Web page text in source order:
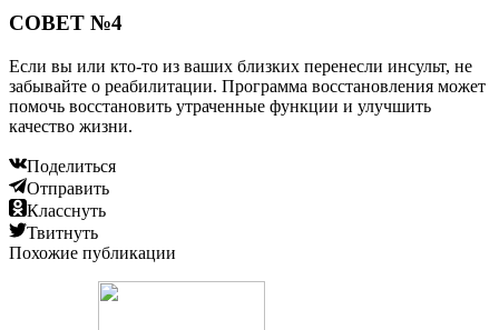
СОВЕТ №4
Если вы или кто-то из ваших близких перенесли инсульт, не
забывайте о реабилитации. Программа восстановления может
помочь восстановить утраченные функции и улучшить
качество жизни.
Поделиться
Отправить
Класснуть
Твитнуть
Похожие публикации